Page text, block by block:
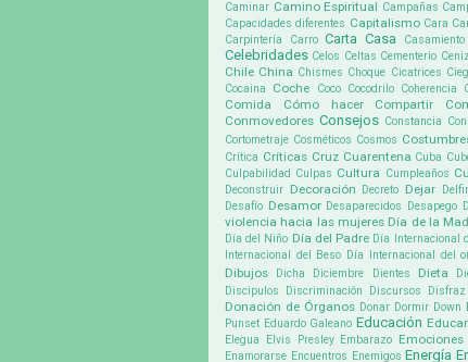
Caminar Camino Espiritual Campañas
Capacidades diferentes Capitalismo Cara
Carpintería
Carro Carta Casa Casamiento
Celebridades Celos Celtas Cementerio
Chile China Chismes Choque Cicatrices
Cocaina
Coche Coco Cocodrilo Coherencia
Comida Cómo hacer Compartir
Conmovedores Consejos Constancia
Cortometraje Cosméticos Cosmos
Crítica Críticas Cruz Cuarentena Cuba
Culpabilidad Culpas Cultura Cumpleaños
Deconstruir Decoración Decreto Dejar
Desafío Desamor Desaparecidos Desapego
violencia hacia las mujeres Día de la
Día del Niño Día del Padre Día Internacional
Internacional del Beso Día Internacional del
Dibujos
Dicha Diciembre Dientes Dieta
Discipulos Discriminación Discursos Disfraz
Donación de Órganos Donar Dormir Down
Punset Eduardo Galeano Educación Educar
Elegua Elvis Presley Embarazo Emociones
Enamorarse Encuentros Enemigos Energía